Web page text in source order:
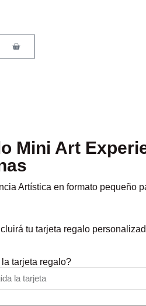
Mini Art
Artística en formato pequeño
tu tarjeta regalo
tarjeta regalo?